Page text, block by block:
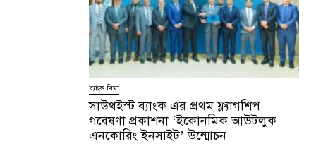
ব্যাংক-বিমা
সাউথইস্ট ব্যাংক এর প্রথম ফ্ল্যাগশিপ
গবেষণা প্রকাশনা ‘ইকোনমিক আউটলুক
এনকোরিং ইনসাইট’ উন্মোচন